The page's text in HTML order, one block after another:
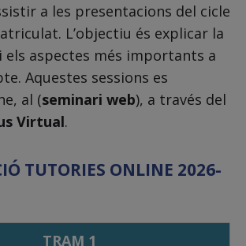
a les presentacions del cicle
L’objectiu és explicar la
els aspectes més importants a
Aquestes sessions es
al (seminari web), a través del
Virtual.
TUTORIES ONLINE 2026-
TRAM 1